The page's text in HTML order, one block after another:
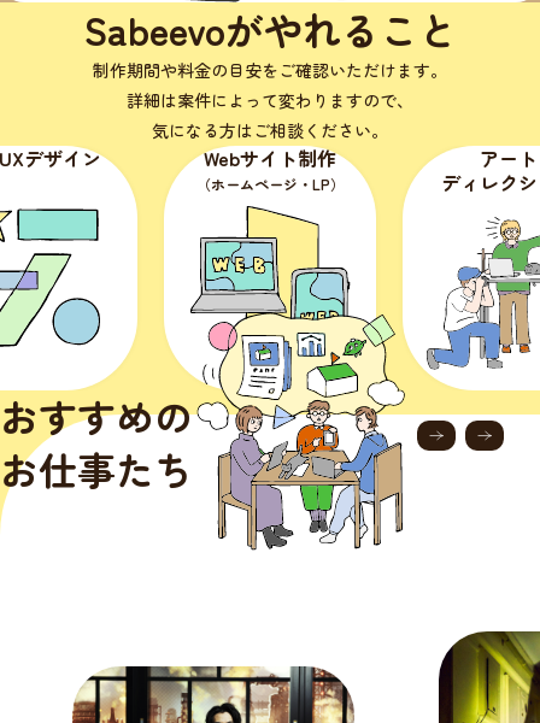
Sabeevoがやれること
制作期間や料金の目安をご確認いただけます。
詳細は案件によって変わりますので、
気になる方はご相談ください。
Webサイト制作
（ホームページ・LP）
アート
ディレクション
おすすめの
お仕事たち